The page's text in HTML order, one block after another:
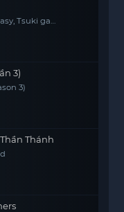
Tsuki ga
3)
3)
Thánh